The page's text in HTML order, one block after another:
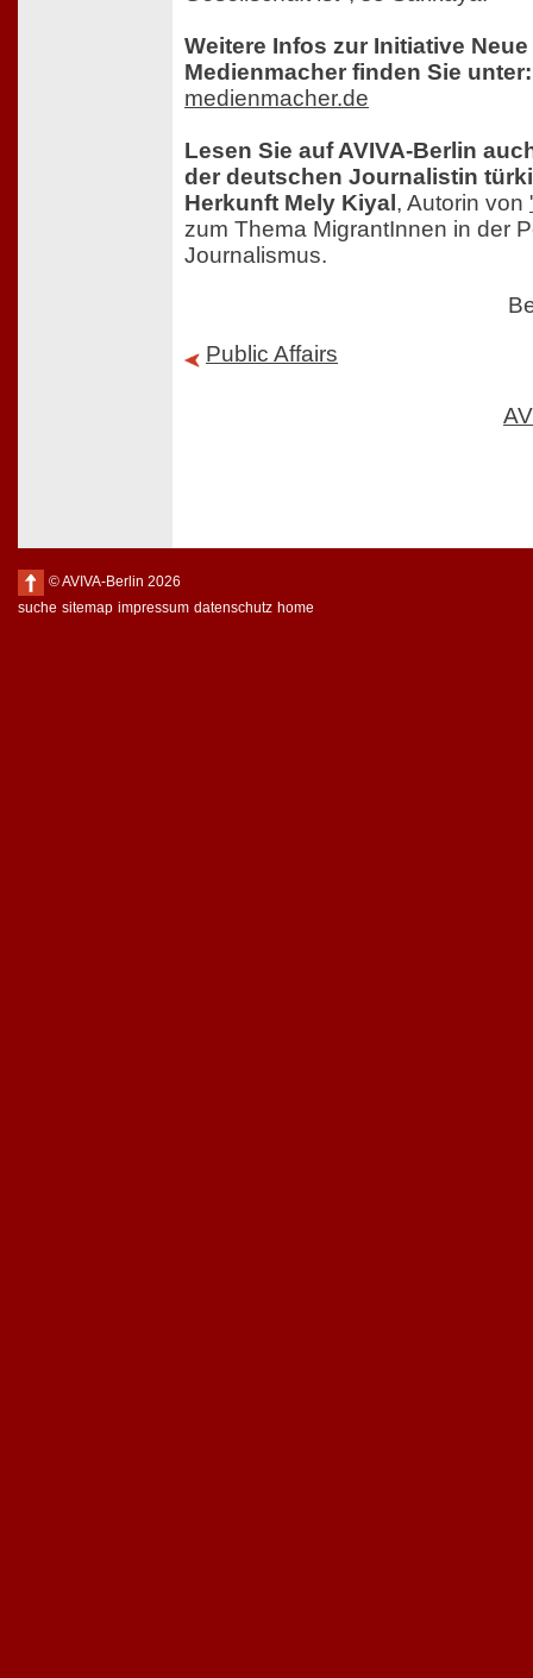
Weitere Infos zur Initiative
Medienmacher finden Sie unter:
medienmacher.de
Lesen Sie auf AVIVA-Berlin
der deutschen Journalistin
Herkunft Mely Kiyal , Autorin von
zum Thema MigrantInnen in der
Journalismus.
Public Affairs
© AVIVA-Berlin 2026
suche sitemap impressum datenschutz home